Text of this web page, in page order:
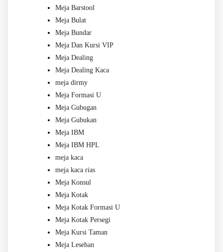
Meja Barstool
Meja Bulat
Meja Bundar
Meja Dan Kursi VIP
Meja Dealing
Meja Dealing Kaca
meja dirmy
Meja Formasi U
Meja Gubugan
Meja Gubukan
Meja IBM
Meja IBM HPL
meja kaca
meja kaca rias
Meja Konsul
Meja Kotak
Meja Kotak Formasi U
Meja Kotak Persegi
Meja Kursi Taman
Meja Lesehan